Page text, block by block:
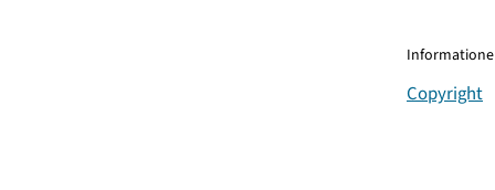
Copyright